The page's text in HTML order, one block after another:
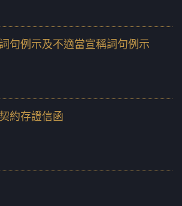
句例示及不適當宣稱詞句例示
約存證信函